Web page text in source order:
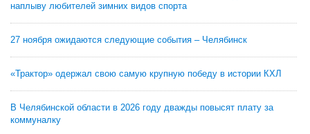
наплыву любителей зимних видов спорта
27 ноября ожидаются следующие события – Челябинск
«Трактор» одержал свою самую крупную победу в истории КХЛ
В Челябинской области в 2026 году дважды повысят плату за
коммуналку